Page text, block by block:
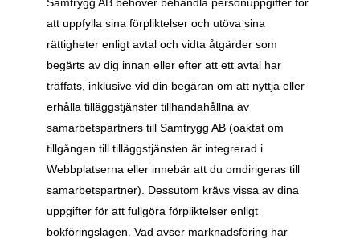
att uppfylla sina förpliktelser och utöva sina
rättigheter enligt avtal och vidta åtgärder som
begärts av dig innan eller efter att ett avtal har
träffats, inklusive vid din begäran om att nyttja eller
erhålla tilläggstjänster tillhandahållna av
samarbetspartners till Samtrygg AB (oaktat om
tillgången till tilläggstjänsten är integrerad i
Webbplatserna eller innebär att du omdirigeras till
samarbetspartner). Dessutom krävs vissa av dina
uppgifter för att fullgöra förpliktelser enligt
bokföringslagen. Vad avser marknadsföring har